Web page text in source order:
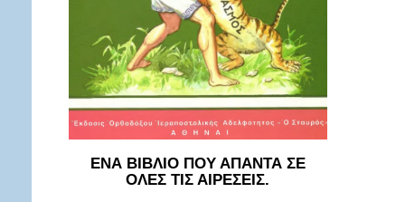
ΕΝΑ ΒΙΒΛΙΟ ΠΟΥ ΑΠΑΝΤΑ ΣΕ
ΟΛΕΣ ΤΙΣ ΑΙΡΕΣΕΙΣ.